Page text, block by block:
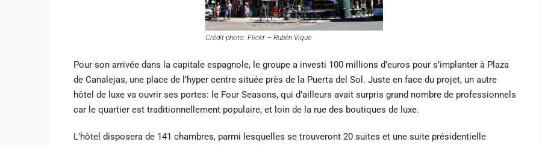
Crédit photo: Flickr – Rubén Vique
Pour son arrivée dans la capitale espagnole, le groupe a investi 100 millions d’euros pour s’implanter à Plaza
de Canalejas, une place de l’hyper centre située près de la Puerta del Sol. Juste en face du projet, un autre
hôtel de luxe va ouvrir ses portes: le Four Seasons, qui d’ailleurs avait surpris grand nombre de professionnels
car le quartier est traditionnellement populaire, et loin de la rue des boutiques de luxe.
L’hôtel disposera de 141 chambres, parmi lesquelles se trouveront 20 suites et une suite présidentielle